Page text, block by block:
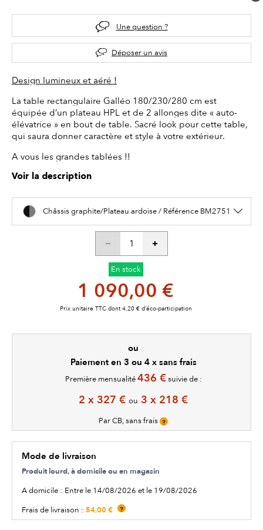
Une question ?
Déposer un avis
Design lumineux et aéré !
La table rectangulaire Galléo 180/230/280 cm est
équipée d’un plateau HPL et de 2 allonges dite « auto-
élévatrice » en bout de table. Sacré look pour cette table,
qui saura donner caractère et style à votre extérieur.
A vous les grandes tablées !!
Voir la description
Châssis graphite/Plateau ardoise / Référence BM2751
En stock
1 090,00 €
Prix unitaire TTC dont 4,20 € d’éco-participation
ou
Paiement en 3 ou 4 x sans frais
Première mensualité 436 €suivie de :
2 x 327 € ou 3 x 218 €
Par CB, sans frais ?
Mode de livraison
Produit lourd, à domicile ou en magasin
A domicile : Entre le 14/08/2026 et le 19/08/2026
Frais de livraison : 54,00 € ?